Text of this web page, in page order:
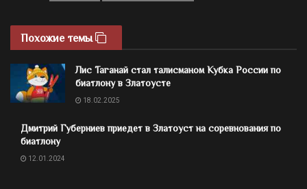
Похожие темы
Лис Таганай стал талисманом Кубка России по
биатлону в Златоусте
18.02.2025
Дмитрий Губерниев приедет в Златоуст на соревнования по
биатлону
12.01.2024